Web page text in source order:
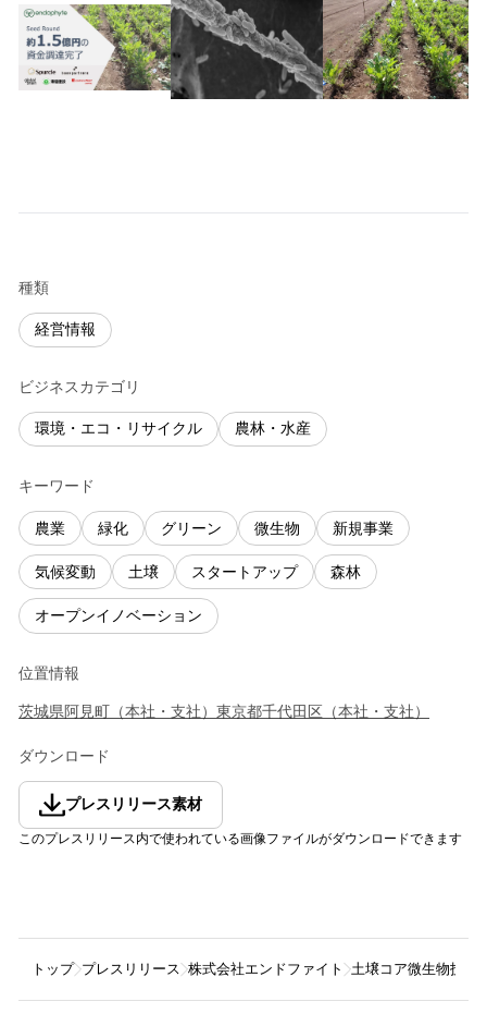
種類
経営情報
ビジネスカテゴリ
環境・エコ・リサイクル 農林・水産
キーワード
農業 緑化 グリーン 微生物 新規事業
気候変動 土壌 スタートアップ 森林
オープンイノベーション
位置情報
茨城県 阿見町 （本社・支社 ） 東京都千代田区 （本社・支社 ）
ダウンロード
プレスリリース素材
このプレスリリース内で使われている画像ファイルがダウンロードできます
トップ プレスリリース 株式会社エンドファイト 土壌コア微生物技術